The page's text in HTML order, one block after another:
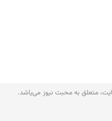
متعلق به محبت نیوز می‌یاشد.